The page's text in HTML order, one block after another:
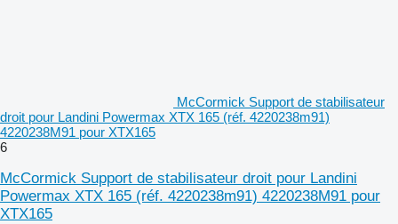
McCormick Support de stabilisateur
droit pour Landini Powermax XTX 165 (réf. 4220238m91)
4220238M91 pour XTX165
6
McCormick Support de stabilisateur droit pour Landini
Powermax XTX 165 (réf. 4220238m91) 4220238M91 pour
XTX165